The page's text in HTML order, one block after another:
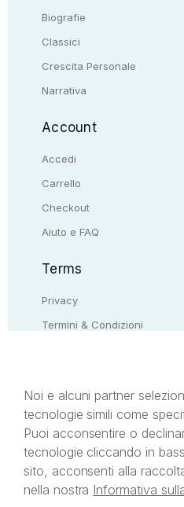
Biografie
Classici
Crescita Personale
Narrativa
Account
Accedi
Carrello
Checkout
Aiuto e FAQ
Terms
Privacy
Termini & Condizioni
Il presente sito web è di
C.F. e P.IVA
titolare di tutti i diritti di
afferenti ai marchi, loghi
sul sito web. Si invita
Noi e alcuni partner
tecnologie simili come
Puoi acconsentire o
tecnologie cliccando in
sito, acconsenti alla
nella nostra Informativa